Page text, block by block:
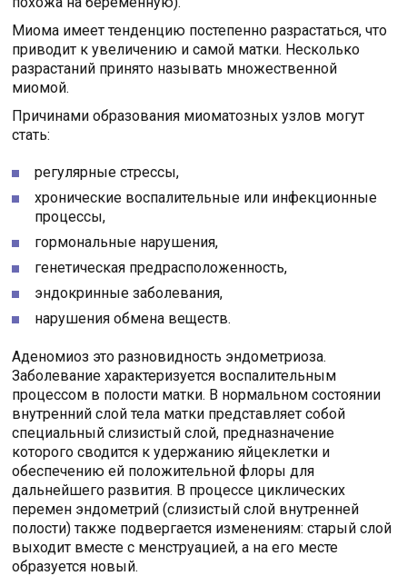
Миома имеет тенденцию постепенно разрастаться, что
приводит к увеличению и самой матки. Несколько
разрастаний принято называть множественной
миомой.
Причинами образования миоматозных узлов могут
стать:
регулярные стрессы,
хронические воспалительные или инфекционные
процессы,
гормональные нарушения,
генетическая предрасположенность,
эндокринные заболевания,
нарушения обмена веществ.
Аденомиоз это разновидность эндометриоза.
Заболевание характеризуется воспалительным
процессом в полости матки. В нормальном состоянии
внутренний слой тела матки представляет собой
специальный слизистый слой, предназначение
которого сводится к удержанию яйцеклетки и
обеспечению ей положительной флоры для
дальнейшего развития. В процессе циклических
перемен эндометрий (слизистый слой внутренней
полости) также подвергается изменениям: старый слой
выходит вместе с менструацией, а на его месте
образуется новый.